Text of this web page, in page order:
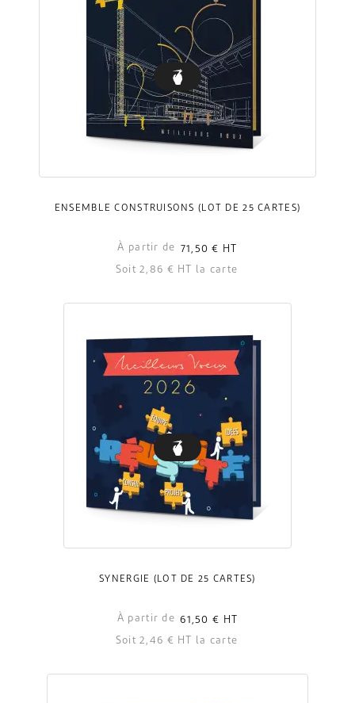
ENSEMBLE CONSTRUISONS (LOT DE 25 CARTES)
À partir de 71,50 €
HT
Soit 2,86 € HT la carte
SYNERGIE (LOT DE 25 CARTES)
À partir de 61,50 €
HT
Soit 2,46 € HT la carte